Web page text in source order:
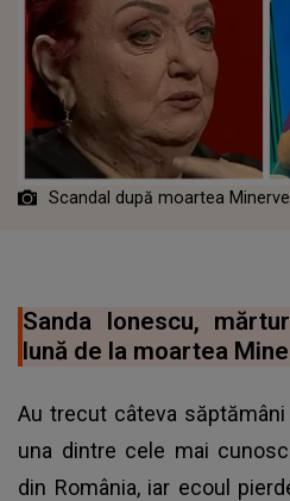
Scandal după moartea
Sanda Ionescu,
lună de la moartea
Au trecut câteva
una dintre cele mai
din România, iar ecoul